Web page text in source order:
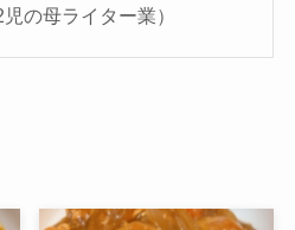
の母ライター業）